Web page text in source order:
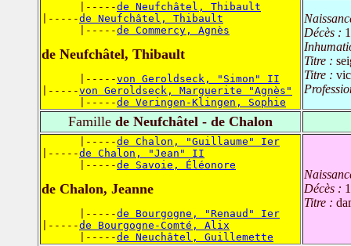
      |-----
de Neufchâtel, Thibault
|-----de Neufchâtel, Thibault
      |-----
de Commercy, Agnès
de Neufchâtel, Thibault
      |-----
von Geroldseck, "Simon" II
|-----von Geroldseck, Marguerite "Agnès"
      |-----
de Veringen-Klingen, Sophie
Décès :
Titre :
Titre :
Famille de Neufchâtel - de Chalon
      |-----
de Chalon, "Guillaume" Ier
|-----de Chalon, "Jean" II
      |-----
de Savoie, Éléonore
de Chalon, Jeanne
      |-----
de Bourgogne, "Renaud" Ier
|-----de Bourgogne-Comté, Alix
      |-----
de Neuchâtel, Guillemette
Décès :
Titre :